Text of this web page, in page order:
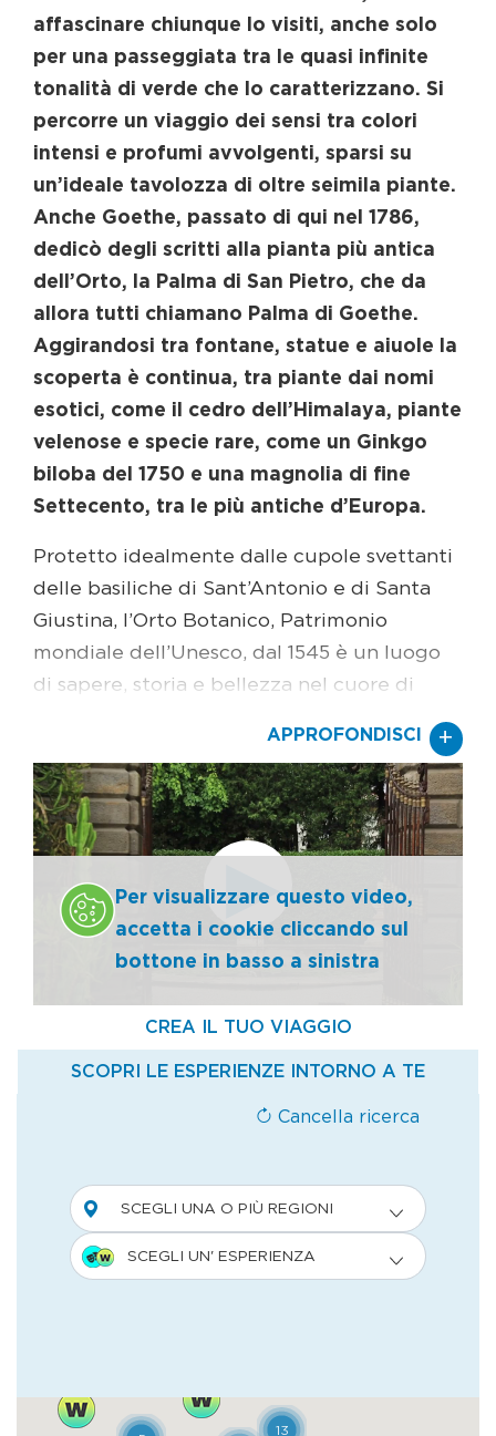
affascinare chiunque lo visiti, anche solo
per una passeggiata tra le quasi infinite
tonalità di verde che lo caratterizzano. Si
percorre un viaggio dei sensi tra colori
intensi e profumi avvolgenti, sparsi su
un’ideale tavolozza di oltre seimila piante.
Anche Goethe, passato di qui nel 1786,
dedicò degli scritti alla pianta più antica
dell’Orto, la Palma di San Pietro, che da
allora tutti chiamano Palma di Goethe.
Aggirandosi tra fontane, statue e aiuole la
scoperta è continua, tra piante dai nomi
esotici, come il cedro dell’Himalaya, piante
velenose e specie rare, come un Ginkgo
biloba del 1750 e una magnolia di fine
Settecento, tra le più antiche d’Europa.
Protetto idealmente dalle cupole svettanti
delle basiliche di Sant’Antonio e di Santa
Giustina, l’Orto Botanico, Patrimonio
mondiale dell’Unesco, dal 1545 è un luogo
di sapere, storia e bellezza nel cuore di
medici, naturalisti e chimici, tutti coinvolti
nell’avventura dello studio del mondo
vegetale, così multiforme e così legato a
quello umano. E qui è passato anche
Goethe, che ha dato il nome alla palma più
antica dell’Orto, risalente al 1585, e ancora
oggi di qui passano studiosi e studenti,
dire attraversare, guardare, ascoltare il
silenzio in piena città. Il percorso si snoda
tra alberi monumentali, alcuni antichissimi,
collezioni tematiche – tra cui quelle di
macchia mediterranea all’ambiente
acquatico fino alla serra delle orchidee, con
il suo trionfo di colori. Muovendosi tra le
continenti. All’interno della serra si diventa
APPROFONDISCI +
Per visualizzare questo video,
accetta i cookie cliccando sul
bottone in basso a sinistra